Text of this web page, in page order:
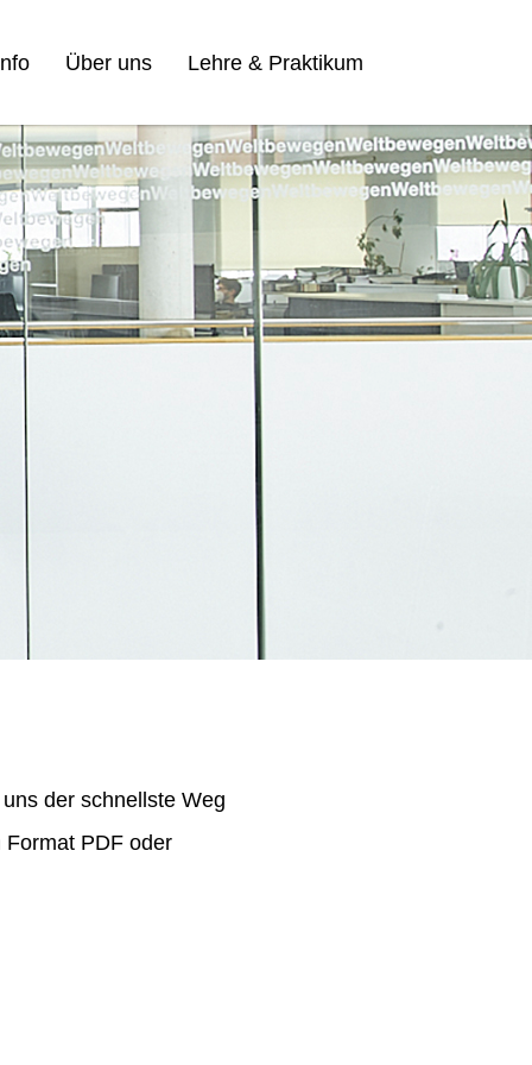
Über uns Lehre & Praktikum
der schnellste Weg
PDF oder